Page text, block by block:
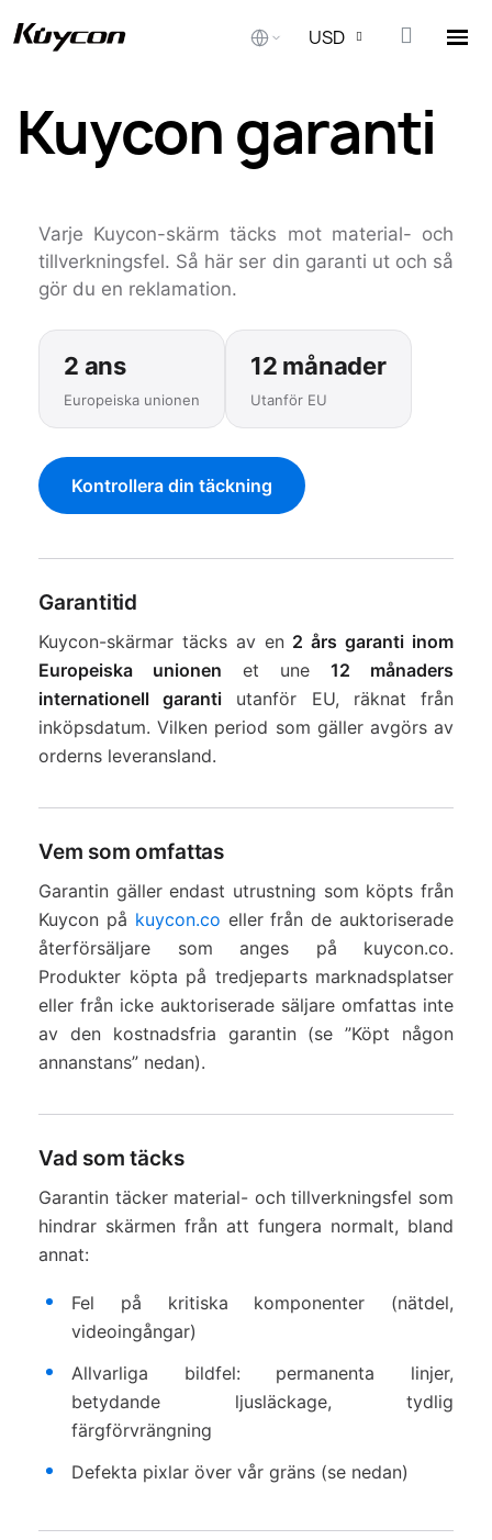
USD
Hem
Kuycon garanti
Varje Kuycon-skärm täcks mot material- och
tillverkningsfel. Så här ser din garanti ut och så
gör du en reklamation.
2 ans
Europeiska unionen
12 månader
Utanför EU
Kontrollera din täckning
Garantitid
Kuycon-skärmar täcks av en 2 års garanti inom
Europeiska unionen et une 12 månaders
internationell garanti utanför EU, räknat från
inköpsdatum. Vilken period som gäller avgörs av
orderns leveransland.
Vem som omfattas
Garantin gäller endast utrustning som köpts från
Kuycon på kuycon.co eller från de auktoriserade
återförsäljare som anges på kuycon.co.
Produkter köpta på tredjeparts marknadsplatser
eller från icke auktoriserade säljare omfattas inte
av den kostnadsfria garantin (se ”Köpt någon
annanstans” nedan).
Vad som täcks
Garantin täcker material- och tillverkningsfel som
hindrar skärmen från att fungera normalt, bland
annat:
Fel på kritiska komponenter (nätdel,
videoingångar)
Allvarliga bildfel: permanenta linjer,
betydande ljusläckage, tydlig
färgförvrängning
Defekta pixlar över vår gräns (se nedan)